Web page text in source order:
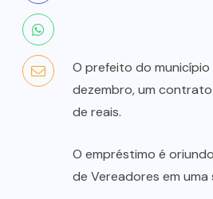
O prefeito do município
dezembro, um contrato
de reais.
O empréstimo é
de Vereadores em